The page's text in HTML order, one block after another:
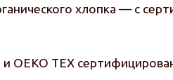
хлопка — с
и OEKO TEX